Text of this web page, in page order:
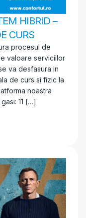
HIBRID –
CURS
procesul de
valoare serviciilor
va desfasura in
de curs si fizic la
noastra
11 […]